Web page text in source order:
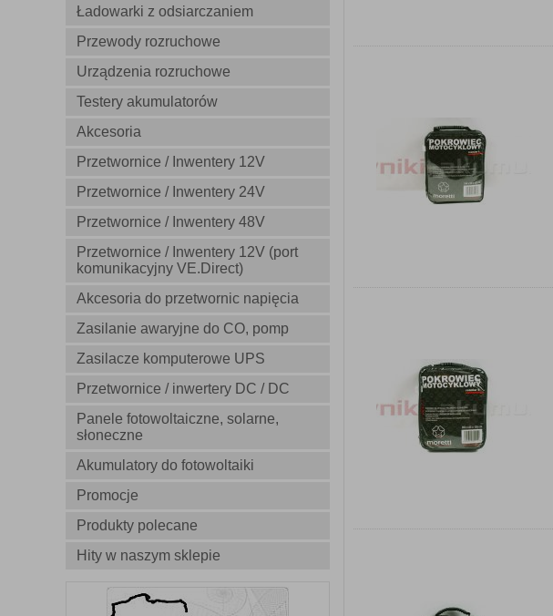
Ładowarki z odsiarczaniem
Przewody rozruchowe
Urządzenia rozruchowe
Testery akumulatorów
Akcesoria
Przetwornice / Inwentery 12V
Przetwornice / Inwentery 24V
Przetwornice / Inwentery 48V
Przetwornice / Inwentery 12V (port
komunikacyjny VE.Direct)
Akcesoria do przetwornic napięcia
Zasilanie awaryjne do CO, pomp
Zasilacze komputerowe UPS
Przetwornice / inwertery DC / DC
Panele fotowoltaiczne, solarne,
słoneczne
Akumulatory do fotowoltaiki
Promocje
Produkty polecane
Hity w naszym sklepie